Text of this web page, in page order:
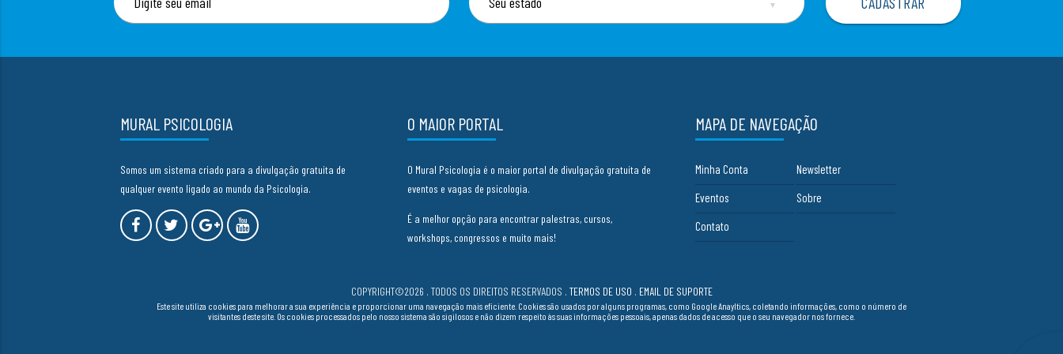
▼
MURAL PSICOLOGIA
Somos um sistema criado para a divulgação gratuita de
qualquer evento ligado ao mundo da Psicologia.
O MAIOR PORTAL
O Mural Psicologia é o maior portal de divulgação gratuita de
eventos e vagas de psicologia.
É a melhor opção para encontrar palestras, cursos,
workshops, congressos e muito mais!
MAPA DE NAVEGAÇÃO
Minha Conta
Newsletter
Eventos
Sobre
Contato
COPYRIGHT©2026 . TODOS OS DIREITOS RESERVADOS . TERMOS DE USO . EMAIL DE SUPORTE
Este site utiliza cookies para melhorar a sua experiência e proporcionar uma navegação mais eficiente. Cookies são usados por alguns programas, como Google Anayltics, coletando informações, como o número de
visitantes deste site. Os cookies processados pelo nosso sistema são sigilosos e não dizem respeito às suas informações pessoais, apenas dados de acesso que o seu navegador nos fornece.